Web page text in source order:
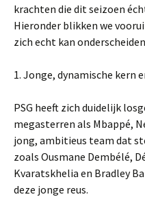
krachten die dit seizoen
Hieronder blikken we
zich echt kan
1. Jonge, dynamische kern
PSG heeft zich duidelijk
megasterren als Mbappé,
jong, ambitieus team dat
zoals Ousmane Dembélé,
Kvaratskhelia en Bradley
deze jonge reus.